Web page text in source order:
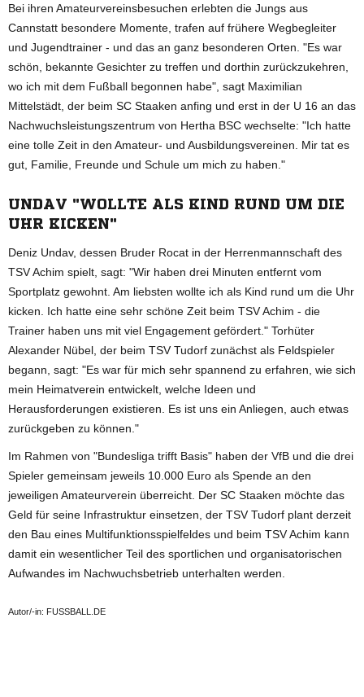
Bei ihren Amateurvereinsbesuchen erlebten die Jungs aus
Cannstatt besondere Momente, trafen auf frühere Wegbegleiter
und Jugendtrainer - und das an ganz besonderen Orten. "Es war
schön, bekannte Gesichter zu treffen und dorthin zurückzukehren,
wo ich mit dem Fußball begonnen habe", sagt Maximilian
Mittelstädt, der beim SC Staaken anfing und erst in der U 16 an das
Nachwuchsleistungszentrum von Hertha BSC wechselte: "Ich hatte
eine tolle Zeit in den Amateur- und Ausbildungsvereinen. Mir tat es
gut, Familie, Freunde und Schule um mich zu haben."
UNDAV "WOLLTE ALS KIND RUND UM DIE
UHR KICKEN"
Deniz Undav, dessen Bruder Rocat in der Herrenmannschaft des
TSV Achim spielt, sagt: "Wir haben drei Minuten entfernt vom
Sportplatz gewohnt. Am liebsten wollte ich als Kind rund um die Uhr
kicken. Ich hatte eine sehr schöne Zeit beim TSV Achim - die
Trainer haben uns mit viel Engagement gefördert." Torhüter
Alexander Nübel, der beim TSV Tudorf zunächst als Feldspieler
begann, sagt: "Es war für mich sehr spannend zu erfahren, wie sich
mein Heimatverein entwickelt, welche Ideen und
Herausforderungen existieren. Es ist uns ein Anliegen, auch etwas
zurückgeben zu können."
Im Rahmen von "Bundesliga trifft Basis" haben der VfB und die drei
Spieler gemeinsam jeweils 10.000 Euro als Spende an den
jeweiligen Amateurverein überreicht. Der SC Staaken möchte das
Geld für seine Infrastruktur einsetzen, der TSV Tudorf plant derzeit
den Bau eines Multifunktionsspielfeldes und beim TSV Achim kann
damit ein wesentlicher Teil des sportlichen und organisatorischen
Aufwandes im Nachwuchsbetrieb unterhalten werden.
Autor/-in: FUSSBALL.DE